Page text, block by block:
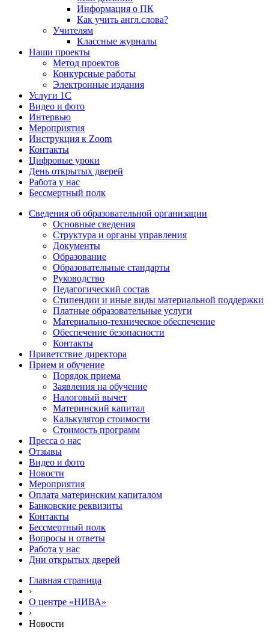
Информация о ПК
Как учить англ.слова?
Учителям
Классные журналы
Наши проекты
Метод проектов
Конкурсные работы
Электронные издания
Услуги 1C
Видео и фото
Интервью
Мероприятия
Инструкция к Zoom
Контакты
Цифровые уроки
День открытых дверей
Работа у нас
Бессмертный полк
Сведения об образовательной организации
Основные сведения
Структура и органы управления
Документы
Образование
Образовательные стандарты
Руководство
Педагогический состав
Стипендии и иные виды материальной поддержки
Платные образовательные услуги
Материально-техническое обеспечение
Обеспечение безопасности
Контакты
Приветствие директора
Прием и обучение
Порядок приема
Заявления на обучение
Налоговый вычет
Материнский капитал
Калькулятор стоимости
Стоимость программ
Пресса о нас
Отзывы
Видео и фото
Новости
Мероприятия
Оплата материнским капиталом
Банковские реквизиты
Контакты
Бессмертный полк
Вопросы и ответы
Работа у нас
Дни открытых дверей
Главная страница
›
О центре «НИВА»
›
Новости